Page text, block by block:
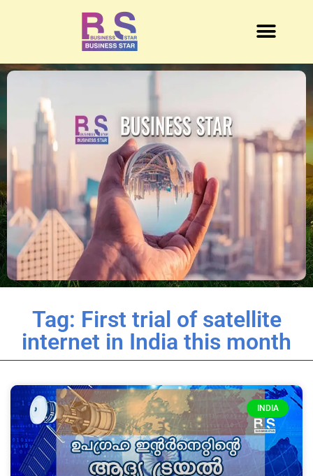
Tag: First trial of satellite
internet in India this month
INDIA